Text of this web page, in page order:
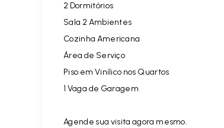
2 Dormitórios
Sala 2 Ambientes
Cozinha Americana
Área de Serviço
Piso em Vinílico nos Quartos
1 Vaga de Garagem
Agende sua visita agora mesmo.